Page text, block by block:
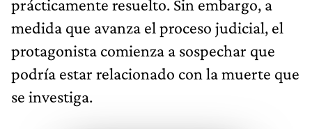
prácticamente resuelto. Sin embargo, a
medida que avanza el proceso judicial, el
protagonista comienza a sospechar que
podría estar relacionado con la muerte que
se investiga.